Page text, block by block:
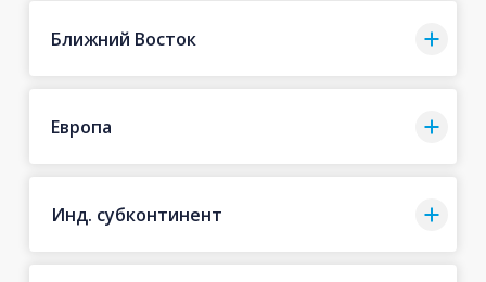
Ближний Восток
Европа
Инд. субконтинент